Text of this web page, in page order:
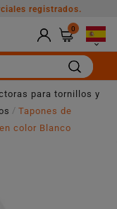
registrados.
0

para tornillos y
Tapones de
color Blanco